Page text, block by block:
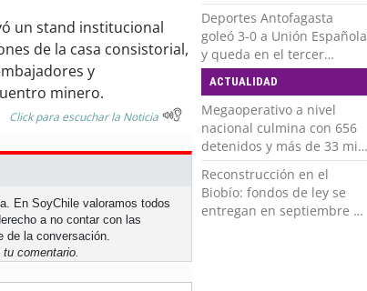
un stand institucional
de la casa consistorial,
y
minero.
Click para escuchar la Noticia
En SoyChile valoramos todos
a no contar con las
de la conversación.
tu comentario.
Deportes Antofagasta
goleó 3-0 a Unión Española
y queda en el tercer
puesto de la Liga del
Ascenso
ACTUALIDAD
Megaoperativo a nivel
nacional culmina con 656
detenidos y más de 33 mil
controles realizados
Reconstrucción en el
Biobío: fondos de ley se
entregan en septiembre y